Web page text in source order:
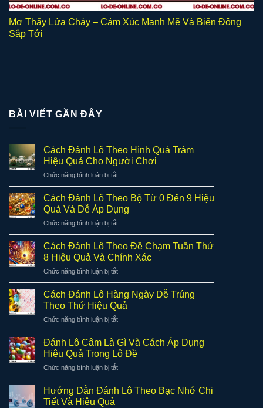
Mơ Thấy Lửa Cháy – Cảm Xúc Mạnh Mẽ Và Biến Động
Sắp Tới
BÀI VIẾT GẦN ĐÂY
Cách Đánh Lô Theo Hình Quả Trám
Hiệu Quả Cho Người Chơi
Chức năng bình luận bị tắtở
Đánh
Theo
Hình
Quả
Trám
Hiệu
Cho
Người
Chơi
Cách Đánh Lô Theo Bộ Từ 0 Đến 9 Hiệu
Quả Và Dễ Áp Dụng
Chức năng bình luận bị tắtở
Đánh
Lô
Theo
Bộ
Từ
0
Đến
Hiệu
Quả
Và
Dễ
Dụng
Cách Đánh Lô Theo Đề Chạm Tuần Thứ
8 Hiệu Quả Và Chính Xác
Chức năng bình luận bị tắtở
Đánh
Lô
Theo
Đề
Chạm
Tuần
Thứ
Hiệu
Quả
Và
Cách Đánh Lô Hàng Ngày Dễ Trúng
Theo Thứ Hiệu Quả
Chức năng bình luận bị tắtở
Đánh
Lô
Hàng
Ngày
Dễ
Trúng
Đánh Lô Câm Là Gì Và Cách Áp Dụng
Hiệu Quả Trong Lô Đề
Chức năng bình luận bị tắtở
Lô
Hướng Dẫn Đánh Lô Theo Bạc Nhớ Chi
Tiết Và Hiệu Quả